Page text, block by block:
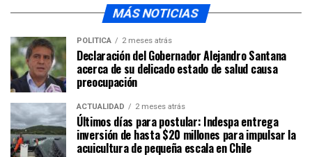
MÁS NOTICIAS
POLÍTICA 2 meses atrás
Declaración del Gobernador Alejandro Santana
acerca de su delicado estado de salud causa
preocupación
ACTUALIDAD 2 meses atrás
Últimos días para postular: Indespa entrega
inversión de hasta $20 millones para impulsar la
acuicultura de pequeña escala en Chile